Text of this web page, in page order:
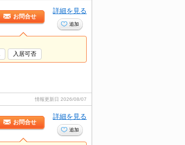
お問合せ
詳細を見る
追加
入居可否
情報更新日 2026/08/07
お問合せ
詳細を見る
追加